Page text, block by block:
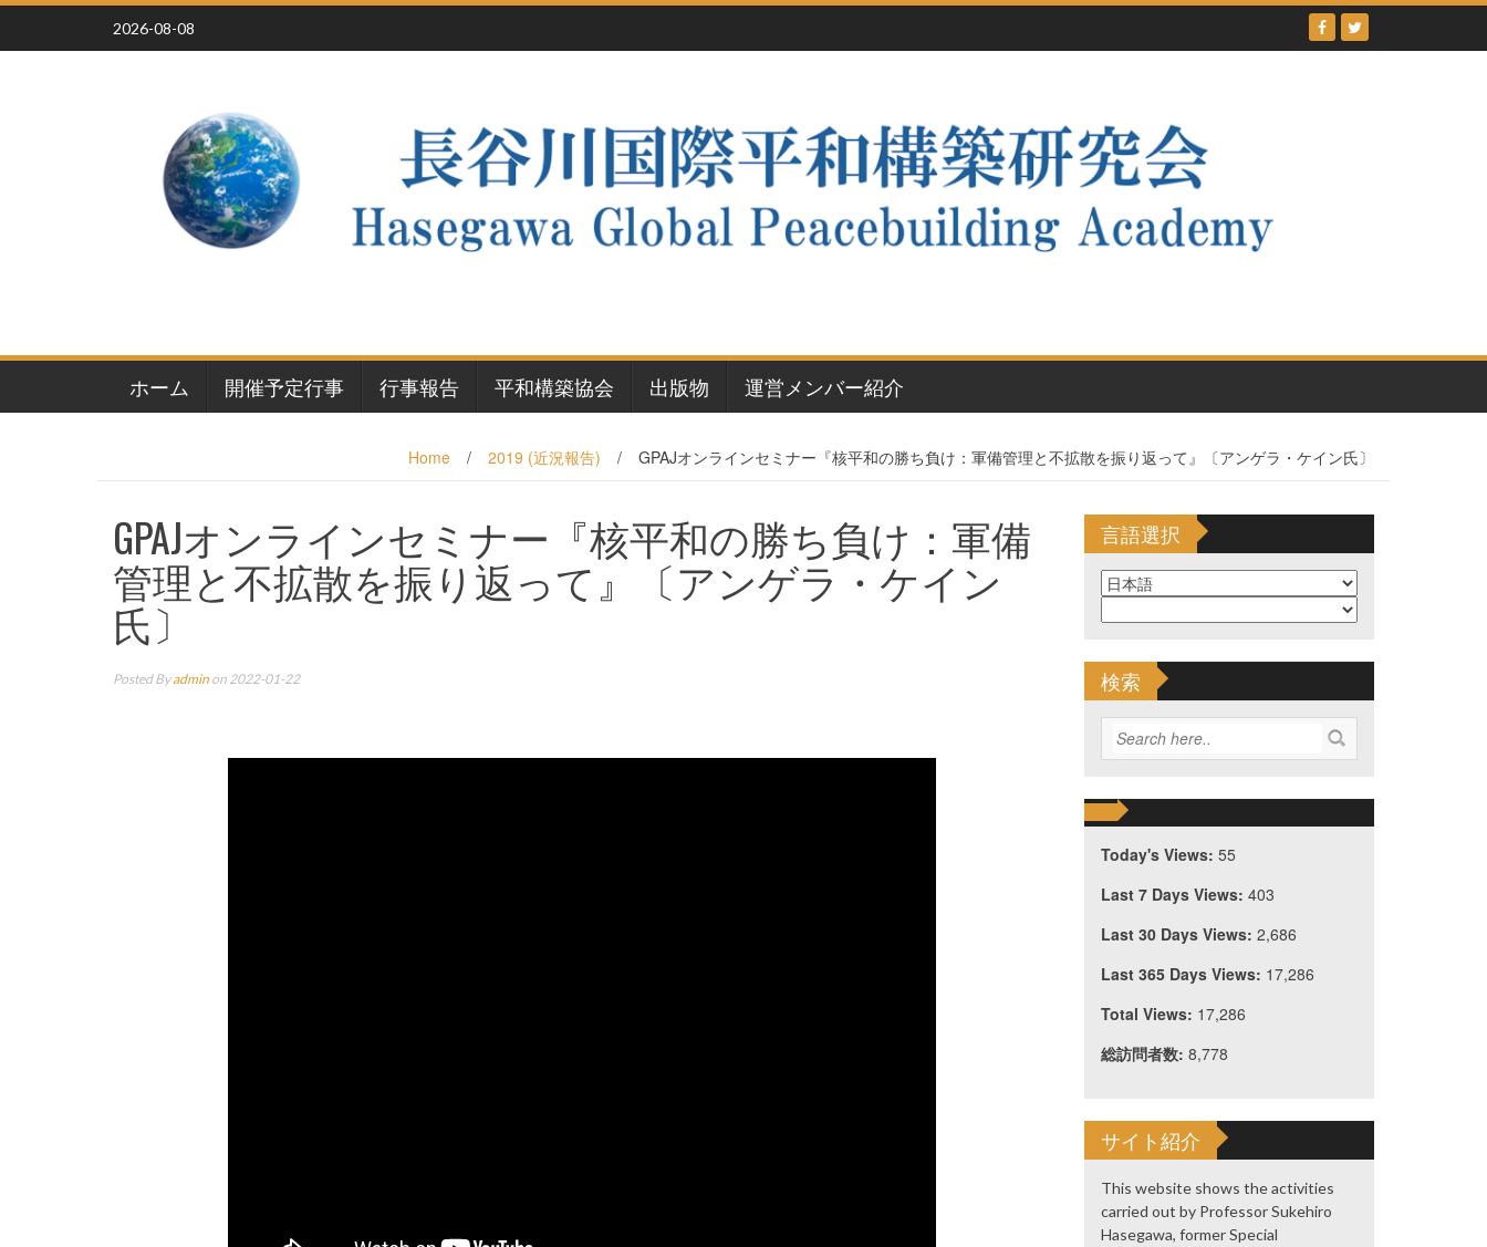
Skip
content
2026-08-08
ホーム 開催予定行事 行事報告 平和構築協会 出版物 運営メンバー紹介
Home / 2019 (近況報告) / GPAJオンラインセミナー『核平和の勝ち負け：軍備管理と不拡散を振り返って』〔アンゲラ・ケイン氏〕
GPAJオンラインセミナー『核平和の勝ち負け：軍備
管理と不拡散を振り返って』〔アンゲラ・ケイン
氏〕
Posted Byadmin on 2022-01-22
言語選択
検索
Today's Views: 55
Last 7 Days Views: 403
Last 30 Days Views: 2,686
Last 365 Days Views: 17,286
Total Views: 17,286
総訪問者数: 8,778
サイト紹介
This website shows the activities
carried out by Professor Sukehiro
Hasegawa, former Special